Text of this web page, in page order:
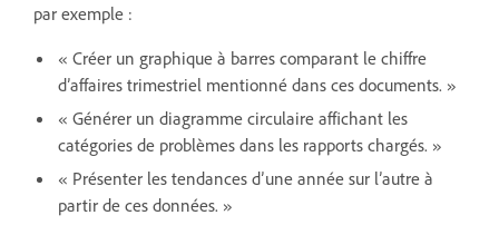
par exemple :
« Créer un graphique à barres comparant le chiffre
d’affaires trimestriel mentionné dans ces documents. »
« Générer un diagramme circulaire affichant les
catégories de problèmes dans les rapports chargés. »
« Présenter les tendances d’une année sur l’autre à
partir de ces données. »